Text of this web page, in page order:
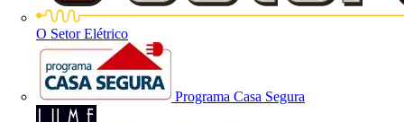
O Setor Elétrico
Programa Casa Segura